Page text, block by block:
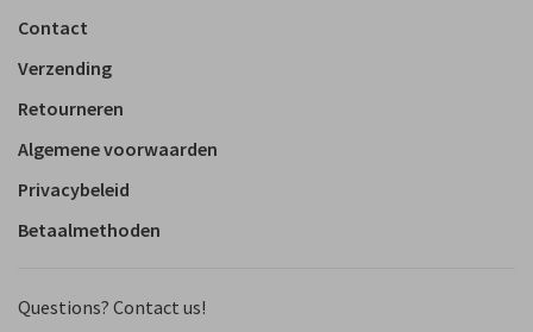
Contact
Verzending
Retourneren
Algemene voorwaarden
Privacybeleid
Betaalmethoden
Questions? Contact us!